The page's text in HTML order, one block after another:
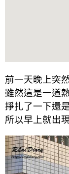
前一天晚上突
雖然這是一道
掙扎了一下還
所以早上就出